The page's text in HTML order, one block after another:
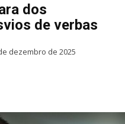
dos
de verbas
dezembro de 2025